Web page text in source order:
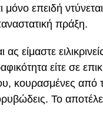
μόνο επειδή
πράξη.
ας είμαστε
είτε σε
κουρασμένες από
Το